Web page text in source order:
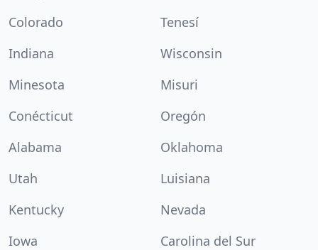
Colorado
Tenesí
Indiana
Wisconsin
Minesota
Misuri
Conécticut
Oregón
Alabama
Oklahoma
Utah
Luisiana
Kentucky
Nevada
Iowa
Carolina del Sur